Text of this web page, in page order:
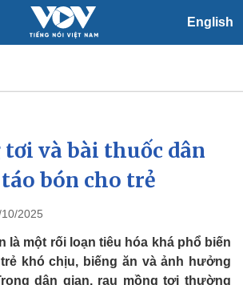
English
Xã hội
Tin 24h
Dự báo thời tiết
Việc làm
Biển đảo
tơi và bài thuốc dân
bón cho trẻ
2025
là một rối loạn tiêu hóa khá phổ biến
khó chịu, biếng ăn và ảnh hưởng
dân gian, rau mồng tơi thường